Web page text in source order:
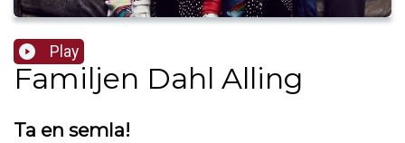
Play
Familjen Dahl Alling
Ta en semla!